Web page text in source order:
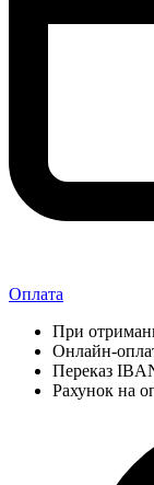
Оплата
При
Онлайн-
Переказ
Рахунок на